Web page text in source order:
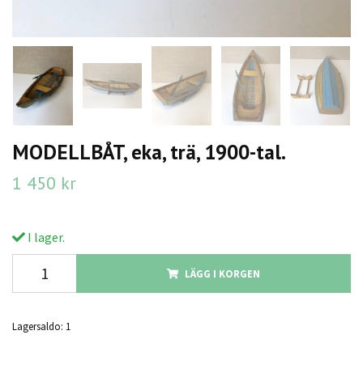
MODELLBÅT, eka, trä, 1900-tal.
1 450 kr
I lager.
LÄGG I KORGEN
Lagersaldo: 1